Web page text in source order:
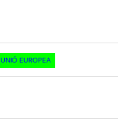
UNIÓ EUROPEA